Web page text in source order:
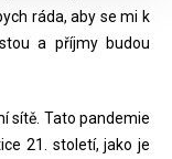
ráda, aby se mi k
a příjmy budou
sítě. Tato pandemie
21. století, jako je